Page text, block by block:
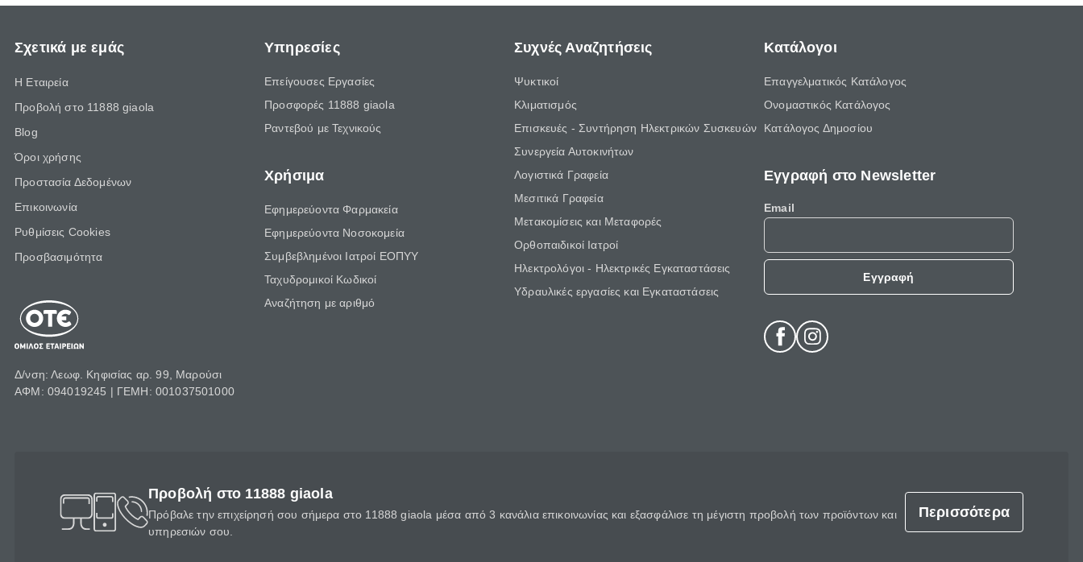
Σχετικά με εμάς
Η Εταιρεία
Προβολή στο 11888 giaola
Blog
Όροι χρήσης
Προστασία Δεδομένων
Επικοινωνία
Ρυθμίσεις Cookies
Προσβασιμότητα
Δ/νση: Λεωφ. Κηφισίας αρ. 99, Μαρούσι
ΑΦΜ: 094019245 | ΓΕΜΗ: 001037501000
Υπηρεσίες
Επείγουσες Εργασίες
Προσφορές 11888 giaola
Ραντεβού με Τεχνικούς
Χρήσιμα
Εφημερεύοντα Φαρμακεία
Εφημερεύοντα Νοσοκομεία
Συμβεβλημένοι Ιατροί ΕΟΠΥΥ
Ταχυδρομικοί Κωδικοί
Αναζήτηση με αριθμό
Συχνές Αναζητήσεις
Ψυκτικοί
Κλιματισμός
Επισκευές - Συντήρηση Ηλεκτρικών Συσκευών
Συνεργεία Αυτοκινήτων
Λογιστικά Γραφεία
Μεσιτικά Γραφεία
Μετακομίσεις και Μεταφορές
Ορθοπαιδικοί Ιατροί
Ηλεκτρολόγοι - Ηλεκτρικές Εγκαταστάσεις
Υδραυλικές εργασίες και Εγκαταστάσεις
Κατάλογοι
Επαγγελματικός Κατάλογος
Ονομαστικός Κατάλογος
Κατάλογος Δημοσίου
Εγγραφή στο Newsletter
Email
Εγγραφή
Προβολή στο 11888 giaola
Πρόβαλε την επιχείρησή σου σήμερα στο 11888 giaola μέσα από 3 κανάλια επικοινωνίας και εξασφάλισε τη μέγιστη προβολή των προϊόντων και
υπηρεσιών σου.
Περισσότερα